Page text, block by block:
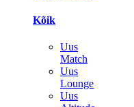
Kõik
Uus
Match
Uus
Lounge
Uus